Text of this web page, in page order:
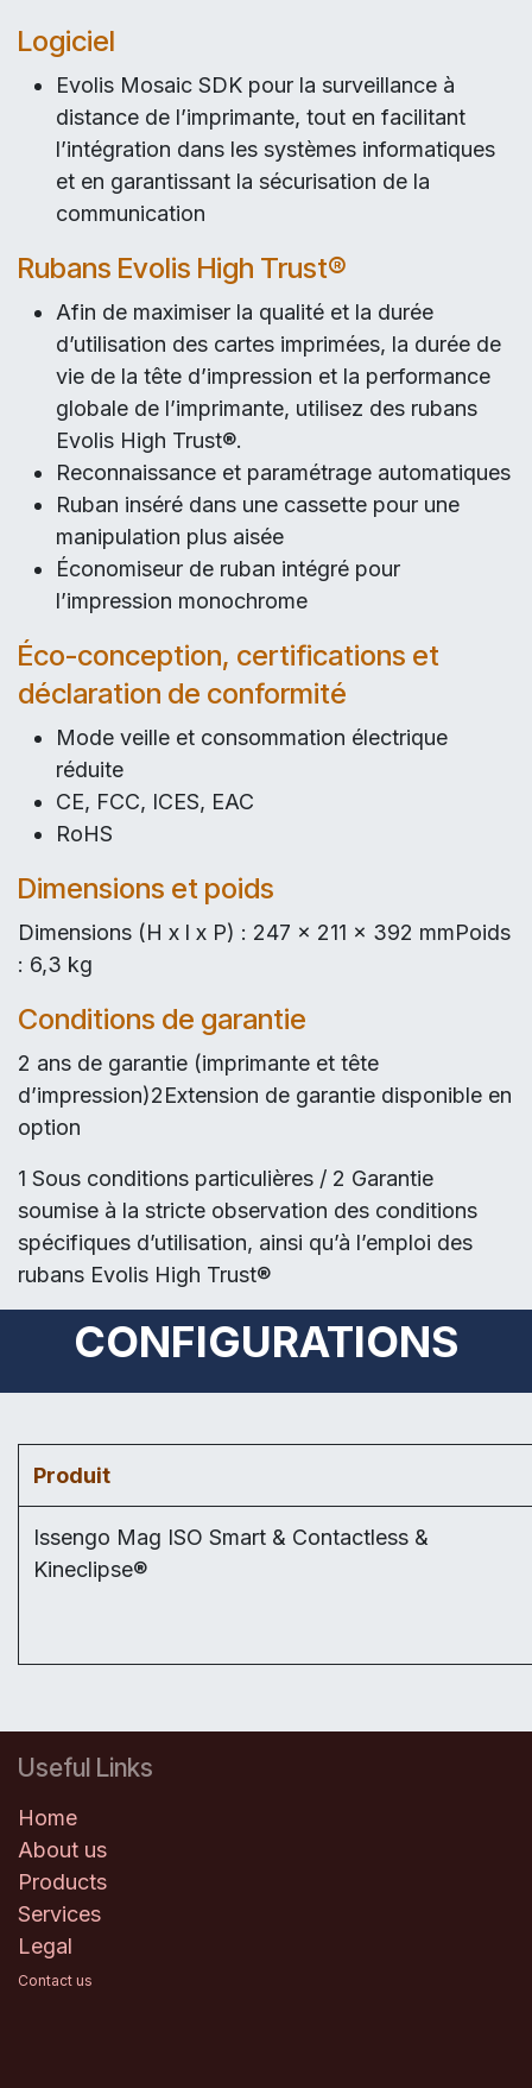
Logiciel
Evolis Mosaic SDK pour la surveillance à
distance de l’imprimante, tout en facilitant
l’intégration dans les systèmes informatiques
et en garantissant la sécurisation de la
communication
Rubans Evolis High Trust®
Afin de maximiser la qualité et la durée
d’utilisation des cartes imprimées, la durée de
vie de la tête d’impression et la performance
globale de l’imprimante, utilisez des rubans
Evolis High Trust®.
Reconnaissance et paramétrage automatiques
Ruban inséré dans une cassette pour une
manipulation plus aisée
Économiseur de ruban intégré pour
l’impression monochrome
Éco-conception, certifications et
déclaration de conformité
Mode veille et consommation électrique
réduite
CE, FCC, ICES, EAC
RoHS
Dimensions et poids
Dimensions (H x l x P) : 247 x 211 x 392 mmPoids
: 6,3 kg
Conditions de garantie
2 ans de garantie (imprimante et tête
d’impression)2Extension de garantie disponible en
option
1 Sous conditions particulières / 2 Garantie
soumise à la stricte observation des conditions
spécifiques d’utilisation, ainsi qu’à l’emploi des
rubans Evolis High Trust®
CONFIGURATIONS
Produit
Issengo Mag ISO Smart & Contactless &
Kineclipse®
Useful Links
Home
About us
Products
Services
Legal
Contact us